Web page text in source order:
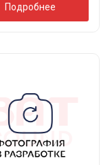
Подробнее